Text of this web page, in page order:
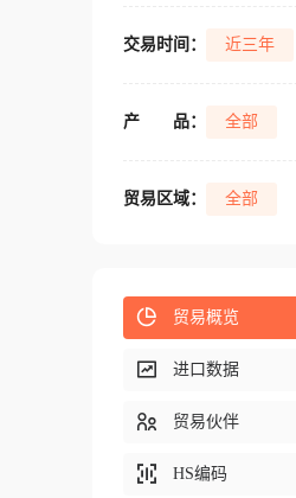
交易时间： 近三年
产 品： 全部
贸易区域： 全部
贸易概览
进口数据
贸易伙伴
HS编码